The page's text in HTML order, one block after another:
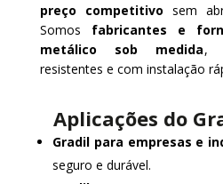
preço competitivo sem
Somos fabricantes e
metálico sob medida,
resistentes e com instalação
Aplicações do
Gradil para empresas e
seguro e durável.